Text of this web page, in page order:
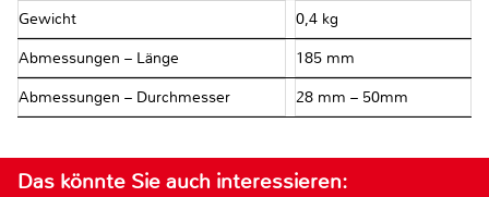
Gewicht 0,4 kg
Abmessungen – Länge 185 mm
Abmessungen – Durchmesser 28 mm – 50mm
Das könnte Sie auch interessieren: